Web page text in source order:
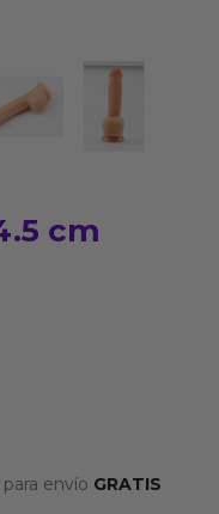
cm
para envío GRATIS